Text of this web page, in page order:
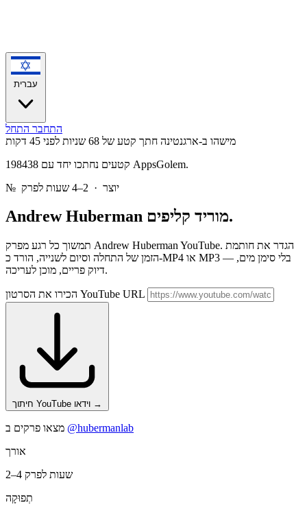
עברית
התחבר התחל
מישהו ב-ארגנטינה חתך קטע של 68 שניות
לפני 45 דקות
198438 קטעים נחתכו יחד עם AppsGolem.
№
יוצר · 2–4 שעות לפרק
Andrew Huberman מוריד קליפים.
תמשוך כל רגע מפרק Andrew Huberman YouTube. הגדר את חותמת
הזמן של התחלה וסיום לשנייה, הורד כ-MP4 או MP3 — בלי סימן מים,
דיוק פריים, מוכן לעריכה.
הכירו את הסרטון YouTube URL
→
@hubermanlab
אורך
2–4 שעות לפרק
תְפוּקָה